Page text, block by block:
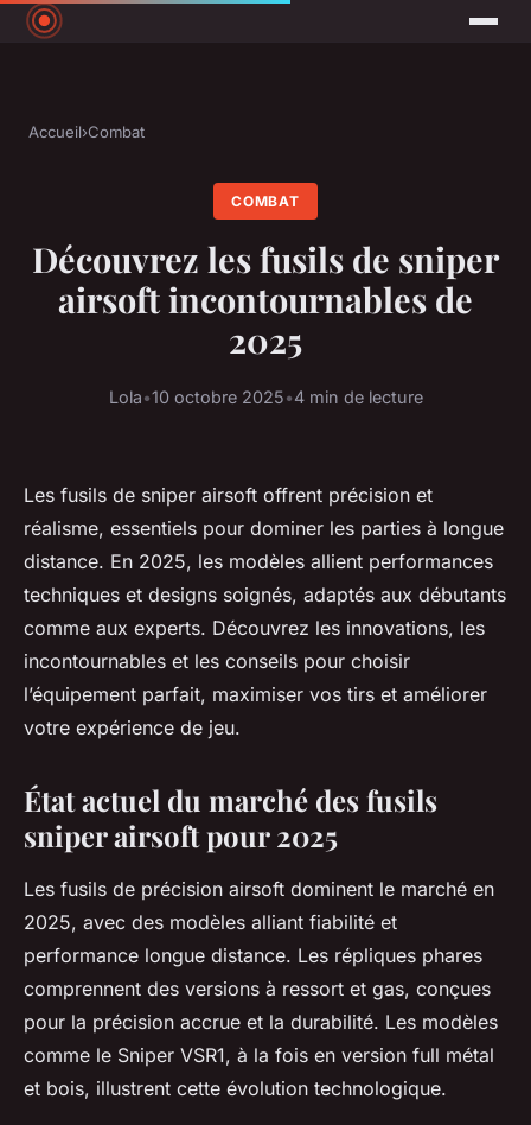
Accueil›Combat
COMBAT
Découvrez les fusils de sniper
airsoft incontournables de
2025
Lola•10 octobre 2025•4 min de lecture
Les fusils de sniper airsoft offrent précision et
réalisme, essentiels pour dominer les parties à longue
distance. En 2025, les modèles allient performances
techniques et designs soignés, adaptés aux débutants
comme aux experts. Découvrez les innovations, les
incontournables et les conseils pour choisir
l’équipement parfait, maximiser vos tirs et améliorer
votre expérience de jeu.
État actuel du marché des fusils
sniper airsoft pour 2025
Les fusils de précision airsoft dominent le marché en
2025, avec des modèles alliant fiabilité et
performance longue distance. Les répliques phares
comprennent des versions à ressort et gas, conçues
pour la précision accrue et la durabilité. Les modèles
comme le Sniper VSR1, à la fois en version full métal
et bois, illustrent cette évolution technologique.